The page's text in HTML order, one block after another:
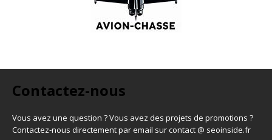
Contactez-nous
Vous avez une question ? Vous avez des projets de promotions ?
Contactez-nous directement par email sur contact @ seoinside.fr